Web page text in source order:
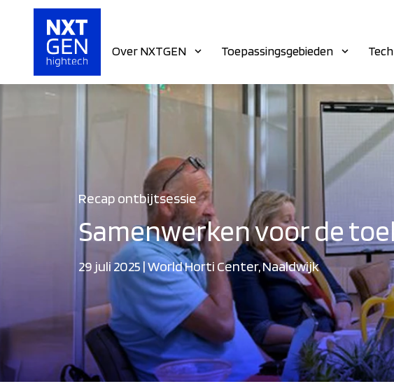
Over NXTGEN Toepassingsgebieden
Recap ontbijtsessie
Samenwerken voor de
29 juli 2025 | World Horti Center, Naaldwijk